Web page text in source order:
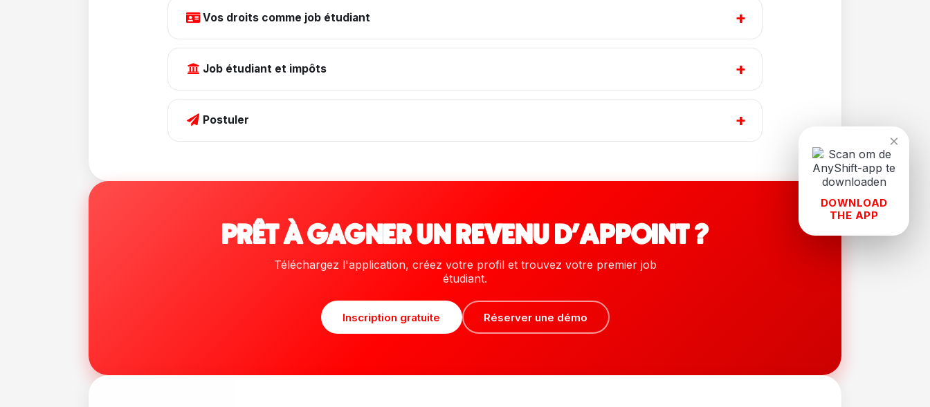
Vos droits comme job étudiant +
Job étudiant et impôts +
Postuler +
PRÊT À GAGNER UN REVENU D'APPOINT ?
Téléchargez l'application, créez votre profil et trouvez votre premier job
étudiant.
Inscription gratuite Réserver une démo
×
DOWNLOAD
THE APP